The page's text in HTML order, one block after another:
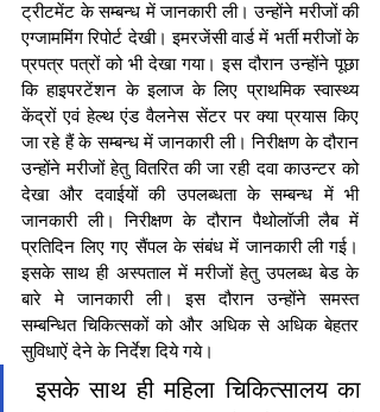
ट्रीटमेंट के सम्बन्ध में जानकारी ली। उन्होंने मरीजों की
एग्जाममिंग रिपोर्ट देखी। इमरजेंसी वार्ड में भर्ती मरीजों के
प्रपत्र पत्रों को भी देखा गया। इस दौरान उन्होंने पूछा
कि हाइपरटेंशन के इलाज के लिए प्राथमिक स्वास्थ्य
केंद्रों एवं हेल्थ एंड वैलनेस सेंटर पर क्या प्रयास किए
जा रहे हैं के सम्बन्ध में जानकारी ली। निरीक्षण के दौरान
उन्होंने मरीजों हेतु वितरित की जा रही दवा काउन्टर को
देखा और दवाईयों की उपलब्धता के सम्बन्ध में भी
जानकारी ली। निरीक्षण के दौरान पैथोलॉजी लैब में
प्रतिदिन लिए गए सैंपल के संबंध में जानकारी ली गई।
इसके साथ ही अस्पताल में मरीजों हेतु उपलब्ध बेड के
बारे मे जानकारी ली। इस दौरान उन्होंने समस्त
सम्बन्धित चिकित्सकों को और अधिक से अधिक बेहतर
सुविधाऐं देने के निर्देश दिये गये।
इसके साथ ही महिला चिकित्सालय का